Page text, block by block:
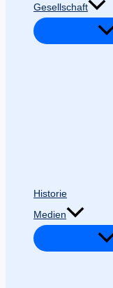
Gesellschaft
Historie
Medien